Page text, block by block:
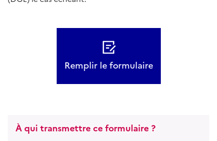
Remplir le formulaire
À qui transmettre ce formulaire ?